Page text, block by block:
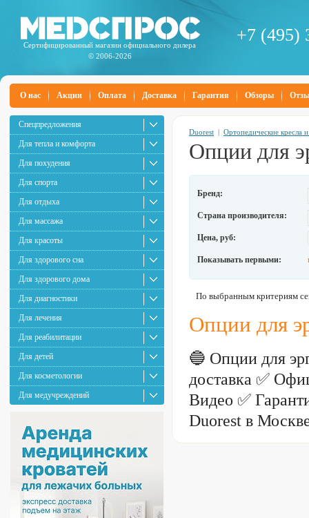
Сертифицированный магазин официального дилера
© 2006-2026
+7 (495)
О нас Акции Оплата Доставка Гарантия Обзоры
Спецпредложения
Для тепла и комфорта
Для похудения
Для спорта
Для отдыха
Для массажа
Для красоты
Для здорового сна
Для здорового дома
Для диагностики
Для лечения
Для реабилитации
Для детей
Для косметологии
Для медучреждений
Duorest | Ортопедические кресла и
Опции для
Бренд:
Страна производителя:
Цена, руб:
Показывать первыми:
По выбранным критериям
Опции для
🔵 Опции для
доставка ✅
Видео ✅
Duorest в